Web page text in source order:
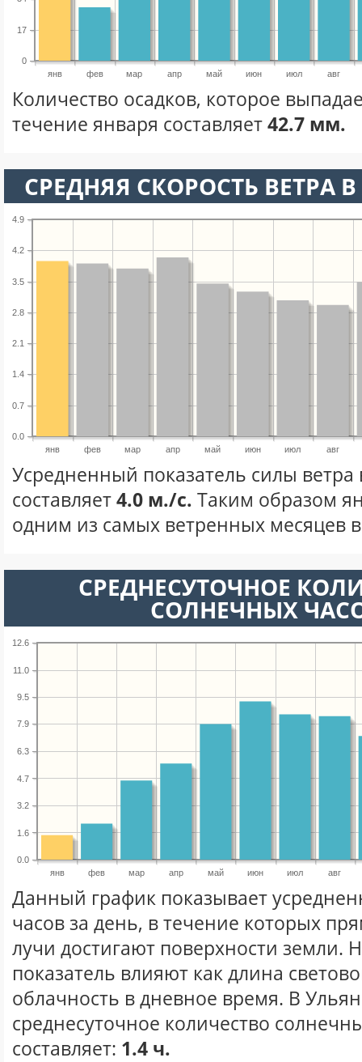
янв фев мар апр май июн июл авг
0
17
Количество осадков, которое
течение января составляет42.7 мм.
СРЕДНЯЯ СКОРОСТЬ ВЕТРА
янв фев мар апр май июн июл авг
0.0
0.7
1.4
2.1
2.8
3.5
4.2
4.9
Усредненный показатель силы ветра
составляет4.0 м./с. Таким образом
одним из самых ветренных месяцев в
СРЕДНЕСУТОЧНОЕ
СОЛНЕЧНЫХ
янв фев мар апр май июн июл авг
0.0
1.6
3.2
4.7
6.3
7.9
9.5
11.0
12.6
Данный график показывает
часов за день, в течение которых
лучи достигают поверхности земли.
показатель влияют как длина
облачность в дневное время. В
среднесуточное количество
составляет: 1.4 ч.